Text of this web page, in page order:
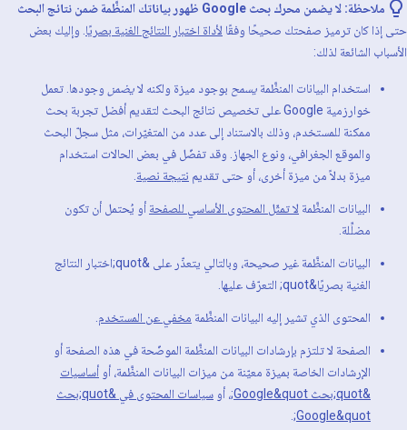
ملاحظة: لا يضمن محرك بحث Google ظهور بياناتك المنظَّمة ضمن نتائج البحث
حتى إذا كان ترميز صفحتك صحيحًا وفقًا لأداة اختبار النتائج الغنية بصريًا . وإليك بعض
الأسباب الشائعة لذلك:
استخدام البيانات المنظَّمة يسمح بوجود ميزة ولكنه لايضمن
وجودها. تعمل
خوارزمية Google على تخصيص نتائج البحث لتقديم أفضل تجربة بحث
ممكنة للمستخدم، وذلك بالاستناد إلى عدد من المتغيّرات، مثل سجلّ البحث
والموقع الجغرافي، ونوع الجهاز. وقد تفضّل في بعض الحالات استخدام
ميزة بدلاً من ميزة أخرى، أو حتى تقديم نتيجة نصية
البيانات المنظَّمة لا تمثّل المحتوى الأساسي للصفحة أو يُحتمل أن تكون
مضلِّلة.
البيانات المنظَّمة غير صحيحة، وبالتالي يتعذّر على &quot;اختبار النتائج
الغنية بصريًا&quot; التعرّف عليها.
المحتوى الذي تشير إليه البيانات المنظَّمة مخفي عن المستخدم
الصفحة لا تلتزم بإرشادات البيانات المنظَّمة الموضّحة في هذه الصفحة أو
الإرشادات الخاصة بميزة معيّنة من ميزات البيانات المنظَّمة، أو أساسيات
&quot;بحث Google&quot;
، أو
سياسات المحتوى في &quot;بحث
Google&quot;